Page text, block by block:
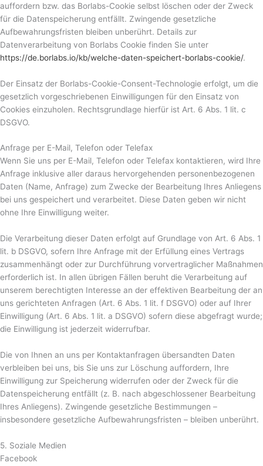
auffordern bzw. das Borlabs-Cookie selbst löschen oder der Zweck
für die Datenspeicherung entfällt. Zwingende gesetzliche
Aufbewahrungsfristen bleiben unberührt. Details zur
Datenverarbeitung von Borlabs Cookie finden Sie unter
https://de.borlabs.io/kb/welche-daten-speichert-borlabs-cookie/.
Der Einsatz der Borlabs-Cookie-Consent-Technologie erfolgt, um die
gesetzlich vorgeschriebenen Einwilligungen für den Einsatz von
Cookies einzuholen. Rechtsgrundlage hierfür ist Art. 6 Abs. 1 lit. c
DSGVO.
Anfrage per E-Mail, Telefon oder Telefax
Wenn Sie uns per E-Mail, Telefon oder Telefax kontaktieren, wird Ihre
Anfrage inklusive aller daraus hervorgehenden personenbezogenen
Daten (Name, Anfrage) zum Zwecke der Bearbeitung Ihres Anliegens
bei uns gespeichert und verarbeitet. Diese Daten geben wir nicht
ohne Ihre Einwilligung weiter.
Die Verarbeitung dieser Daten erfolgt auf Grundlage von Art. 6 Abs. 1
lit. b DSGVO, sofern Ihre Anfrage mit der Erfüllung eines Vertrags
zusammenhängt oder zur Durchführung vorvertraglicher Maßnahmen
erforderlich ist. In allen übrigen Fällen beruht die Verarbeitung auf
unserem berechtigten Interesse an der effektiven Bearbeitung der an
uns gerichteten Anfragen (Art. 6 Abs. 1 lit. f DSGVO) oder auf Ihrer
Einwilligung (Art. 6 Abs. 1 lit. a DSGVO) sofern diese abgefragt wurde;
die Einwilligung ist jederzeit widerrufbar.
Die von Ihnen an uns per Kontaktanfragen übersandten Daten
verbleiben bei uns, bis Sie uns zur Löschung auffordern, Ihre
Einwilligung zur Speicherung widerrufen oder der Zweck für die
Datenspeicherung entfällt (z. B. nach abgeschlossener Bearbeitung
Ihres Anliegens). Zwingende gesetzliche Bestimmungen –
insbesondere gesetzliche Aufbewahrungsfristen – bleiben unberührt.
5. Soziale Medien
Facebook